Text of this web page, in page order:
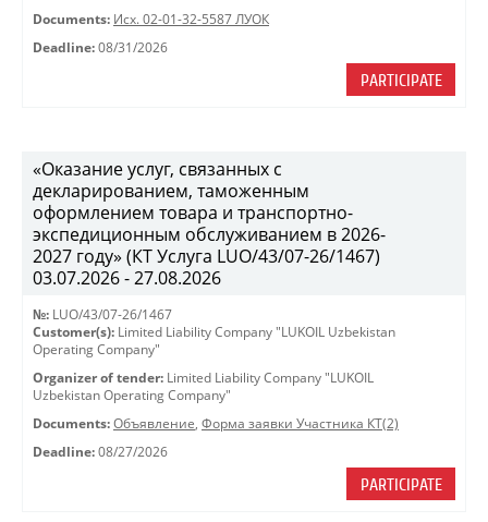
Documents: Исх. 02-01-32-5587 ЛУОК
Deadline: 08/31/2026
PARTICIPATE
«Оказание услуг, связанных с
декларированием, таможенным
оформлением товара и транспортно-
экспедиционным обслуживанием в 2026-
2027 году» (КТ Услуга LUO/43/07-26/1467)
03.07.2026 - 27.08.2026
№: LUO/43/07-26/1467
Customer(s): Limited Liability Company "LUKOIL Uzbekistan
Operating Company"
Organizer of tender: Limited Liability Company "LUKOIL
Uzbekistan Operating Company"
Documents: Объявление, Форма заявки Участника КТ(2)
Deadline: 08/27/2026
PARTICIPATE